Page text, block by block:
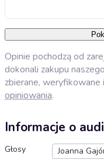
Opinie pochodzą od
dokonali zakupu
zbierane,
opiniowania.
Informacje o
Głosy
Joanna